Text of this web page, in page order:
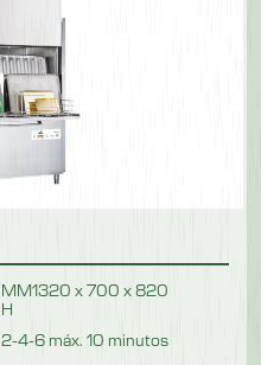
MM1320 x 700 x 820
H
2-4-6 máx. 10 minutos